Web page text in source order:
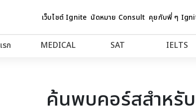
เว็บไซต์ Ignite นัดหมาย Consult คุยกับพี่ ๆ
รก MEDICAL SAT IELTS
ค้นพบคอร์สสำหรั